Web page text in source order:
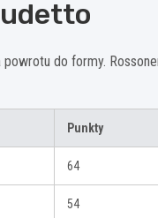
do formy.
Punkty
64
54